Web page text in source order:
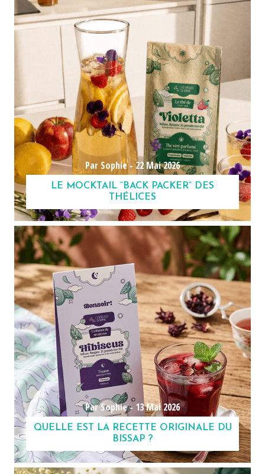
Par Sophie -22 Mai 2026
LE MOCKTAIL “BACK PACKER” DES
THÉLICES
Par Sophie -13 Mai 2026
QUELLE EST LA RECETTE ORIGINALE DU
BISSAP ?